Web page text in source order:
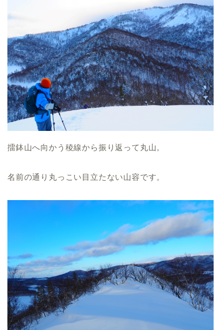
擂鉢山へ向かう稜線から振り返って丸山。
名前の通り丸っこい目立たない山容です。